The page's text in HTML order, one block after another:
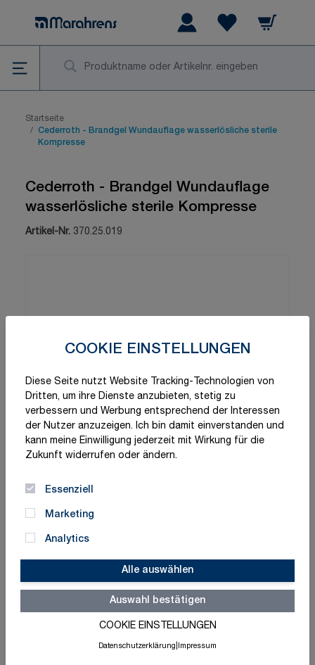
COOKIE EINSTELLUNGEN
Diese Seite nutzt Website Tracking-Technologien von
Dritten, um ihre Dienste anzubieten, stetig zu
verbessern und Werbung entsprechend der Interessen
der Nutzer anzuzeigen. Ich bin damit einverstanden und
kann meine Einwilligung jederzeit mit Wirkung für die
Zukunft widerrufen oder ändern.
Essenziell
Marketing
Analytics
Alle auswählen
Auswahl bestätigen
COOKIE EINSTELLUNGEN
Datenschutzerklärung Impressum
Warenkorb
Startseite
/ Cederroth - Brandgel Wundauflage wasserlösliche sterile
Kompresse
Cederroth - Brandgel Wundauflage
wasserlösliche sterile Kompresse
Artikel-Nr. 370.25.019